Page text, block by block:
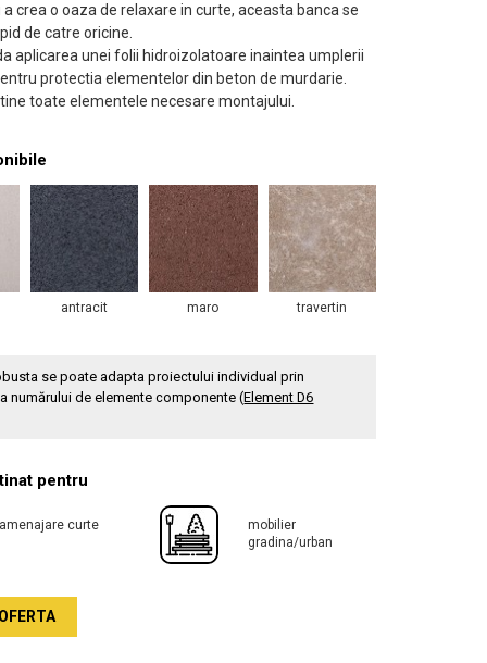
a crea o oaza de relaxare in curte, aceasta banca se
de catre oricine.
aplicarea unei folii hidroizolatoare inaintea umplerii
protectia elementelor din beton de murdarie.
toate elementele necesare montajului.
antracit maro travertin
se poate adapta proiectului individual prin
numărului de elemente componente (Element D6
pentru
amenajare curte
mobilier
gradina/urban